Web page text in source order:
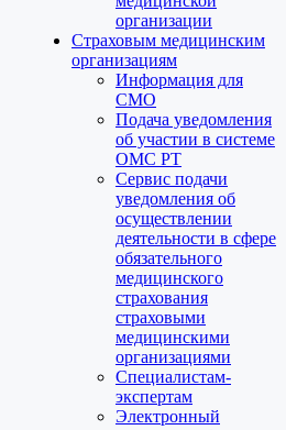
организации
Страховым медицинским
организациям
Информация для
СМО
Подача уведомления
об участии в системе
ОМС РТ
Сервис подачи
уведомления об
осуществлении
деятельности в сфере
обязательного
медицинского
страхования
страховыми
медицинскими
организациями
Специалистам-
экспертам
Электронный